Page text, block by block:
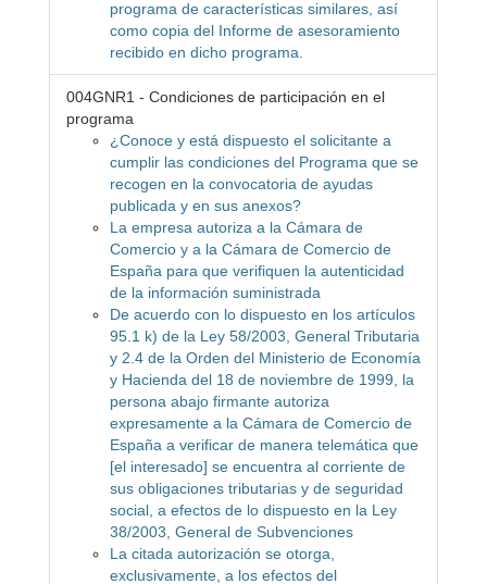
programa de características similares, así
como copia del Informe de asesoramiento
recibido en dicho programa.
004GNR1 - Condiciones de participación en el
programa
¿Conoce y está dispuesto el solicitante a
cumplir las condiciones del Programa que se
recogen en la convocatoria de ayudas
publicada y en sus anexos?
La empresa autoriza a la Cámara de
Comercio y a la Cámara de Comercio de
España para que verifiquen la autenticidad
de la información suministrada
De acuerdo con lo dispuesto en los artículos
95.1 k) de la Ley 58/2003, General Tributaria
y 2.4 de la Orden del Ministerio de Economía
y Hacienda del 18 de noviembre de 1999, la
persona abajo firmante autoriza
expresamente a la Cámara de Comercio de
España a verificar de manera telemática que
[el interesado] se encuentra al corriente de
sus obligaciones tributarias y de seguridad
social, a efectos de lo dispuesto en la Ley
38/2003, General de Subvenciones
La citada autorización se otorga,
exclusivamente, a los efectos del